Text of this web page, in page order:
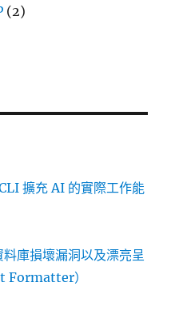
(2)
擴充 AI 的實際工作能
庫損壞漏洞以及漂亮呈
Formatter）